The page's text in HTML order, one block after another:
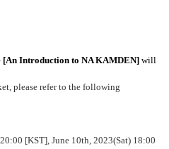
Introduction to NA KAMDEN] will
please refer to the following
[KST], June 10th, 2023(Sat) 18:00